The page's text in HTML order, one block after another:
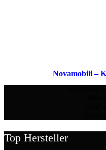
Novamobili –
Top Hersteller